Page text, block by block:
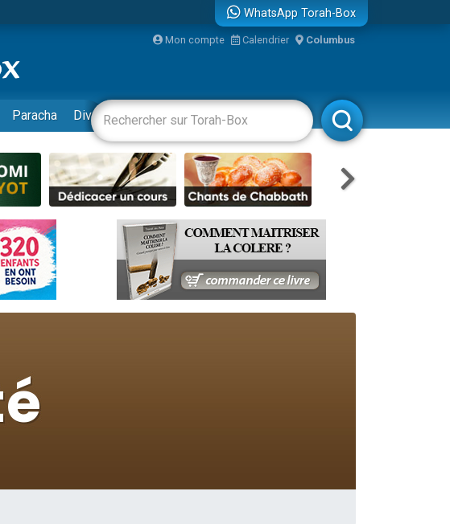
les Enfants
insalubre
WhatsApp Torah-Box
Mon compte Calendrier Columbus
Paracha Divertissements Livres Rabbanim